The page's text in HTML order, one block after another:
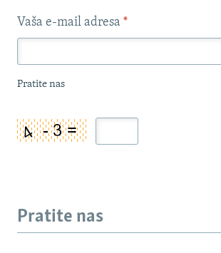
Vaša e-mail adresa *
Pratite nas
Pratite nas